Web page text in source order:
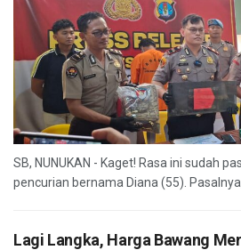
SB, NUNUKAN - Kaget! Rasa ini sudah
pencurian bernama Diana (55).
Lagi Langka, Harga Bawang